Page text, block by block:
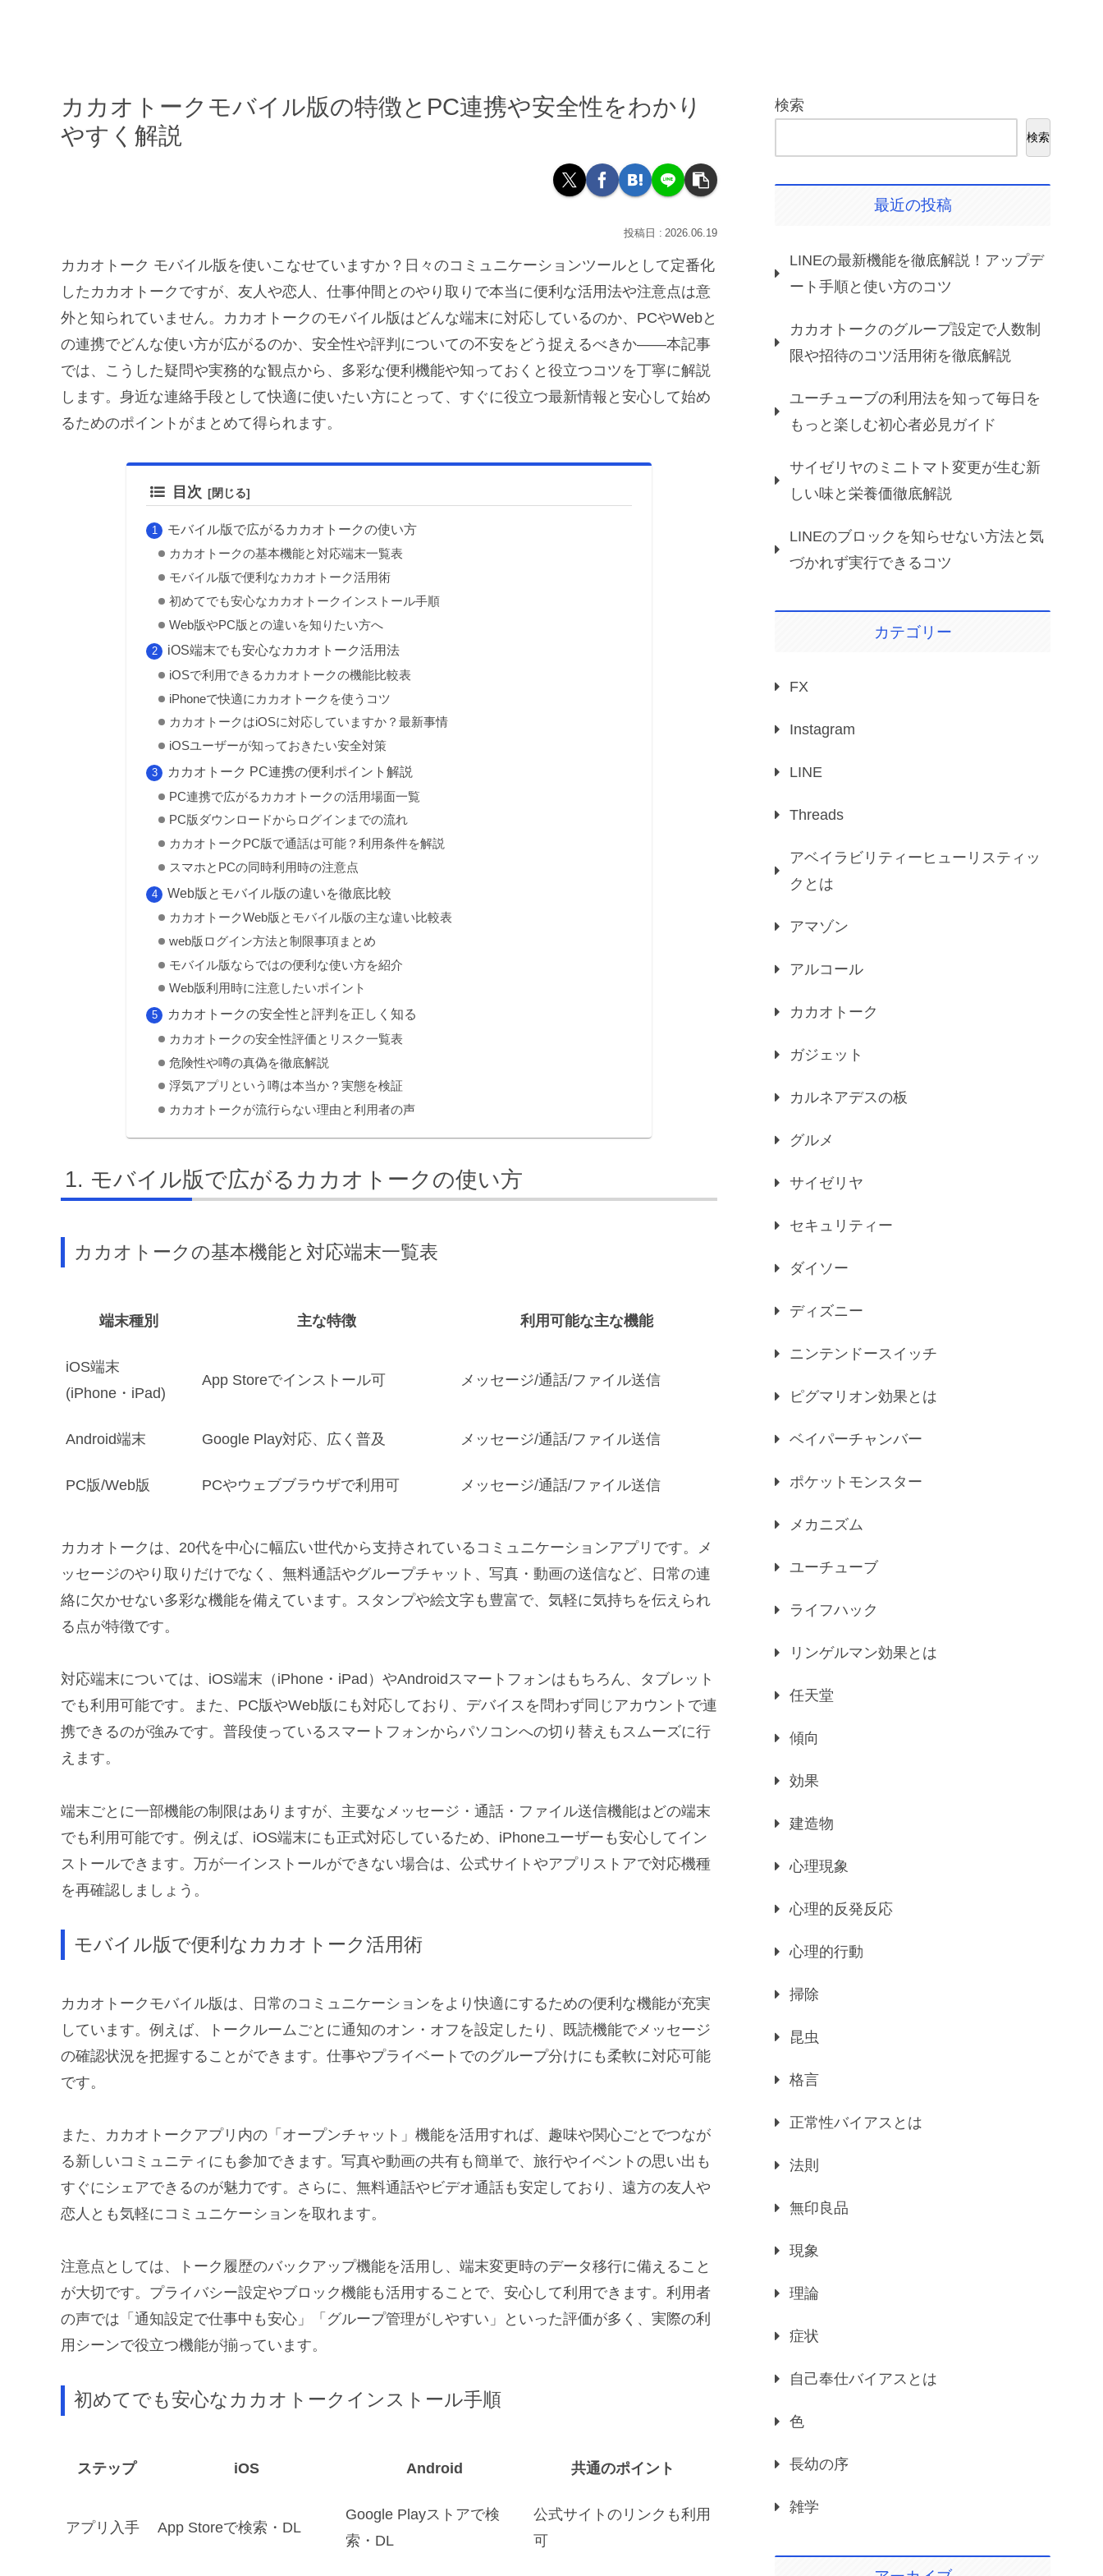
カカオトークモバイル版の特徴とPC連携や安全性をわかり
やすく解説
2026.06.19
カカオトーク モバイル版を使いこなせていますか？日々のコミュニケーションツールとして定番化
したカカオトークですが、友人や恋人、仕事仲間とのやり取りで本当に便利な活用法や注意点は意
外と知られていません。カカオトークのモバイル版はどんな端末に対応しているのか、PCやWebと
の連携でどんな使い方が広がるのか、安全性や評判についての不安をどう捉えるべきか――本記事
では、こうした疑問や実務的な観点から、多彩な便利機能や知っておくと役立つコツを丁寧に解説
します。身近な連絡手段として快適に使いたい方にとって、すぐに役立つ最新情報と安心して始め
るためのポイントがまとめて得られます。
目次
モバイル版で広がるカカオトークの使い方
カカオトークの基本機能と対応端末一覧表
モバイル版で便利なカカオトーク活用術
初めてでも安心なカカオトークインストール手順
Web版やPC版との違いを知りたい方へ
iOS端末でも安心なカカオトーク活用法
iOSで利用できるカカオトークの機能比較表
iPhoneで快適にカカオトークを使うコツ
カカオトークはiOSに対応していますか？最新事情
iOSユーザーが知っておきたい安全対策
カカオトーク PC連携の便利ポイント解説
PC連携で広がるカカオトークの活用場面一覧
PC版ダウンロードからログインまでの流れ
カカオトークPC版で通話は可能？利用条件を解説
スマホとPCの同時利用時の注意点
Web版とモバイル版の違いを徹底比較
カカオトークWeb版とモバイル版の主な違い比較表
web版ログイン方法と制限事項まとめ
モバイル版ならではの便利な使い方を紹介
Web版利用時に注意したいポイント
カカオトークの安全性と評判を正しく知る
カカオトークの安全性評価とリスク一覧表
危険性や噂の真偽を徹底解説
浮気アプリという噂は本当か？実態を検証
カカオトークが流行らない理由と利用者の声
モバイル版で広がるカカオトークの使い方
カカオトークの基本機能と対応端末一覧表
端末種別 主な特徴 利用可能な主な機能
iOS端末
(iPhone・iPad)
App Storeでインストール可 メッセージ/通話/ファイル送信
Android端末 Google Play対応、広く普及 メッセージ/通話/ファイル送信
PC版/Web版 PCやウェブブラウザで利用可 メッセージ/通話/ファイル送信
カカオトークは、20代を中心に幅広い世代から支持されているコミュニケーションアプリです。メ
ッセージのやり取りだけでなく、無料通話やグループチャット、写真・動画の送信など、日常の連
絡に欠かせない多彩な機能を備えています。スタンプや絵文字も豊富で、気軽に気持ちを伝えられ
る点が特徴です。
対応端末については、iOS端末（iPhone・iPad）やAndroidスマートフォンはもちろん、タブレット
でも利用可能です。また、PC版やWeb版にも対応しており、デバイスを問わず同じアカウントで連
携できるのが強みです。普段使っているスマートフォンからパソコンへの切り替えもスムーズに行
えます。
端末ごとに一部機能の制限はありますが、主要なメッセージ・通話・ファイル送信機能はどの端末
でも利用可能です。例えば、iOS端末にも正式対応しているため、iPhoneユーザーも安心してイン
ストールできます。万が一インストールができない場合は、公式サイトやアプリストアで対応機種
を再確認しましょう。
モバイル版で便利なカカオトーク活用術
カカオトークモバイル版は、日常のコミュニケーションをより快適にするための便利な機能が充実
しています。例えば、トークルームごとに通知のオン・オフを設定したり、既読機能でメッセージ
の確認状況を把握することができます。仕事やプライベートでのグループ分けにも柔軟に対応可能
です。
また、カカオトークアプリ内の「オープンチャット」機能を活用すれば、趣味や関心ごとでつなが
る新しいコミュニティにも参加できます。写真や動画の共有も簡単で、旅行やイベントの思い出も
すぐにシェアできるのが魅力です。さらに、無料通話やビデオ通話も安定しており、遠方の友人や
恋人とも気軽にコミュニケーションを取れます。
注意点としては、トーク履歴のバックアップ機能を活用し、端末変更時のデータ移行に備えること
が大切です。プライバシー設定やブロック機能も活用することで、安心して利用できます。利用者
の声では「通知設定で仕事中も安心」「グループ管理がしやすい」といった評価が多く、実際の利
用シーンで役立つ機能が揃っています。
初めてでも安心なカカオトークインストール手順
ステップ iOS Android 共通のポイント
アプリ入手 App Storeで検索・DL
Google Playストアで検
索・DL
公式サイトのリンクも利用
可
検索
検索
最近の投稿
LINEの最新機能を徹底解説！アップデ
ート手順と使い方のコツ
カカオトークのグループ設定で人数制
限や招待のコツ活用術を徹底解説
ユーチューブの利用法を知って毎日を
もっと楽しむ初心者必見ガイド
サイゼリヤのミニトマト変更が生む新
しい味と栄養価徹底解説
LINEのブロックを知らせない方法と気
づかれず実行できるコツ
カテゴリー
FX
Instagram
LINE
Threads
アベイラビリティーヒューリスティッ
クとは
アマゾン
アルコール
カカオトーク
ガジェット
カルネアデスの板
グルメ
サイゼリヤ
セキュリティー
ダイソー
ディズニー
ニンテンドースイッチ
ピグマリオン効果とは
ベイパーチャンバー
ポケットモンスター
メカニズム
ユーチューブ
ライフハック
リンゲルマン効果とは
任天堂
傾向
効果
建造物
心理現象
心理的反発反応
心理的行動
掃除
昆虫
格言
正常性バイアスとは
法則
無印良品
現象
理論
症状
自己奉仕バイアスとは
色
長幼の序
雑学